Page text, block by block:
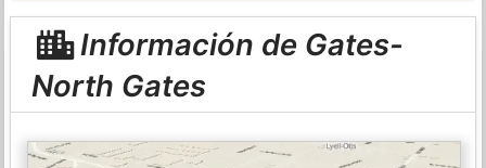
Información de Gates-
North Gates